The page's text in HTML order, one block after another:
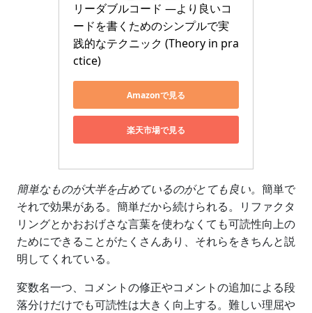
リーダブルコード ―より良いコ
ードを書くためのシンプルで実
践的なテクニック (Theory in pra
ctice)
Amazonで見る
楽天市場で見る
簡単なものが大半を占めているのがとても良い。 簡単で
それで効果がある。簡単だから続けられる。リファクタ
リングとかおおげさな言葉を使わなくても可読性向上の
ためにできることがたくさんあり、それらをきちんと説
明してくれている。
変数名一つ、コメントの修正やコメントの追加による段
落分けだけでも可読性は大きく向上する。難しい理屈や